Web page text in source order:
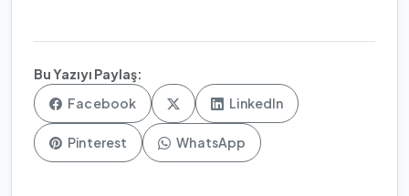
Bu Yazıyı Paylaş:
Facebook
LinkedIn
Pinterest WhatsApp